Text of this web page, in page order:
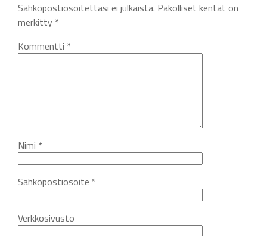
Sähköpostiosoitettasi ei julkaista. Pakolliset kentät on
merkitty *
Kommentti *
Nimi *
Sähköpostiosoite *
Verkkosivusto